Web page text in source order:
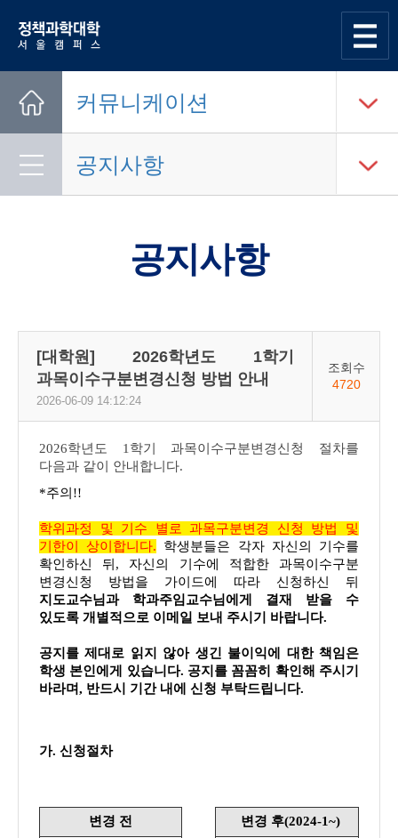
한양대학교
커뮤니케이션
공지사항
공지사항
[대학원] 2026학년도 1학기
과목이수구분변경신청 방법 안내
2026-06-09 14:12:24
조회수
4720
2026학년도 1학기 과목이수구분변경신청 절차를
다음과 같이 안내합니다.
*주의!!
학위과정 및 기수 별로 과목구분변경 신청 방법 및
기한이 상이합니다.
학생분들은 각자 자신의 기수를
확인하신 뒤, 자신의 기수에 적합한 과목이수구분
변경신청 방법을 가이드에 따라 신청하신 뒤
지도교수님과 학과주임교수님에게 결재 받을 수
있도록 개별적으로 이메일 보내 주시기 바랍니다.
공지를 제대로 읽지 않아 생긴 불이익에 대한 책임은
학생 본인에게 있습니다. 공지를 꼼꼼히 확인해 주시기
바라며, 반드시 기간 내에 신청 부탁드립니다.
가. 신청절차
변경 전 변경 후(2024-1~)